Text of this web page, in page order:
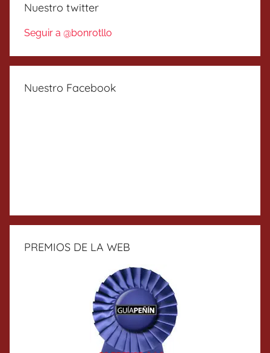
Nuestro twitter
Seguir a @bonrotllo
Nuestro Facebook
PREMIOS DE LA WEB